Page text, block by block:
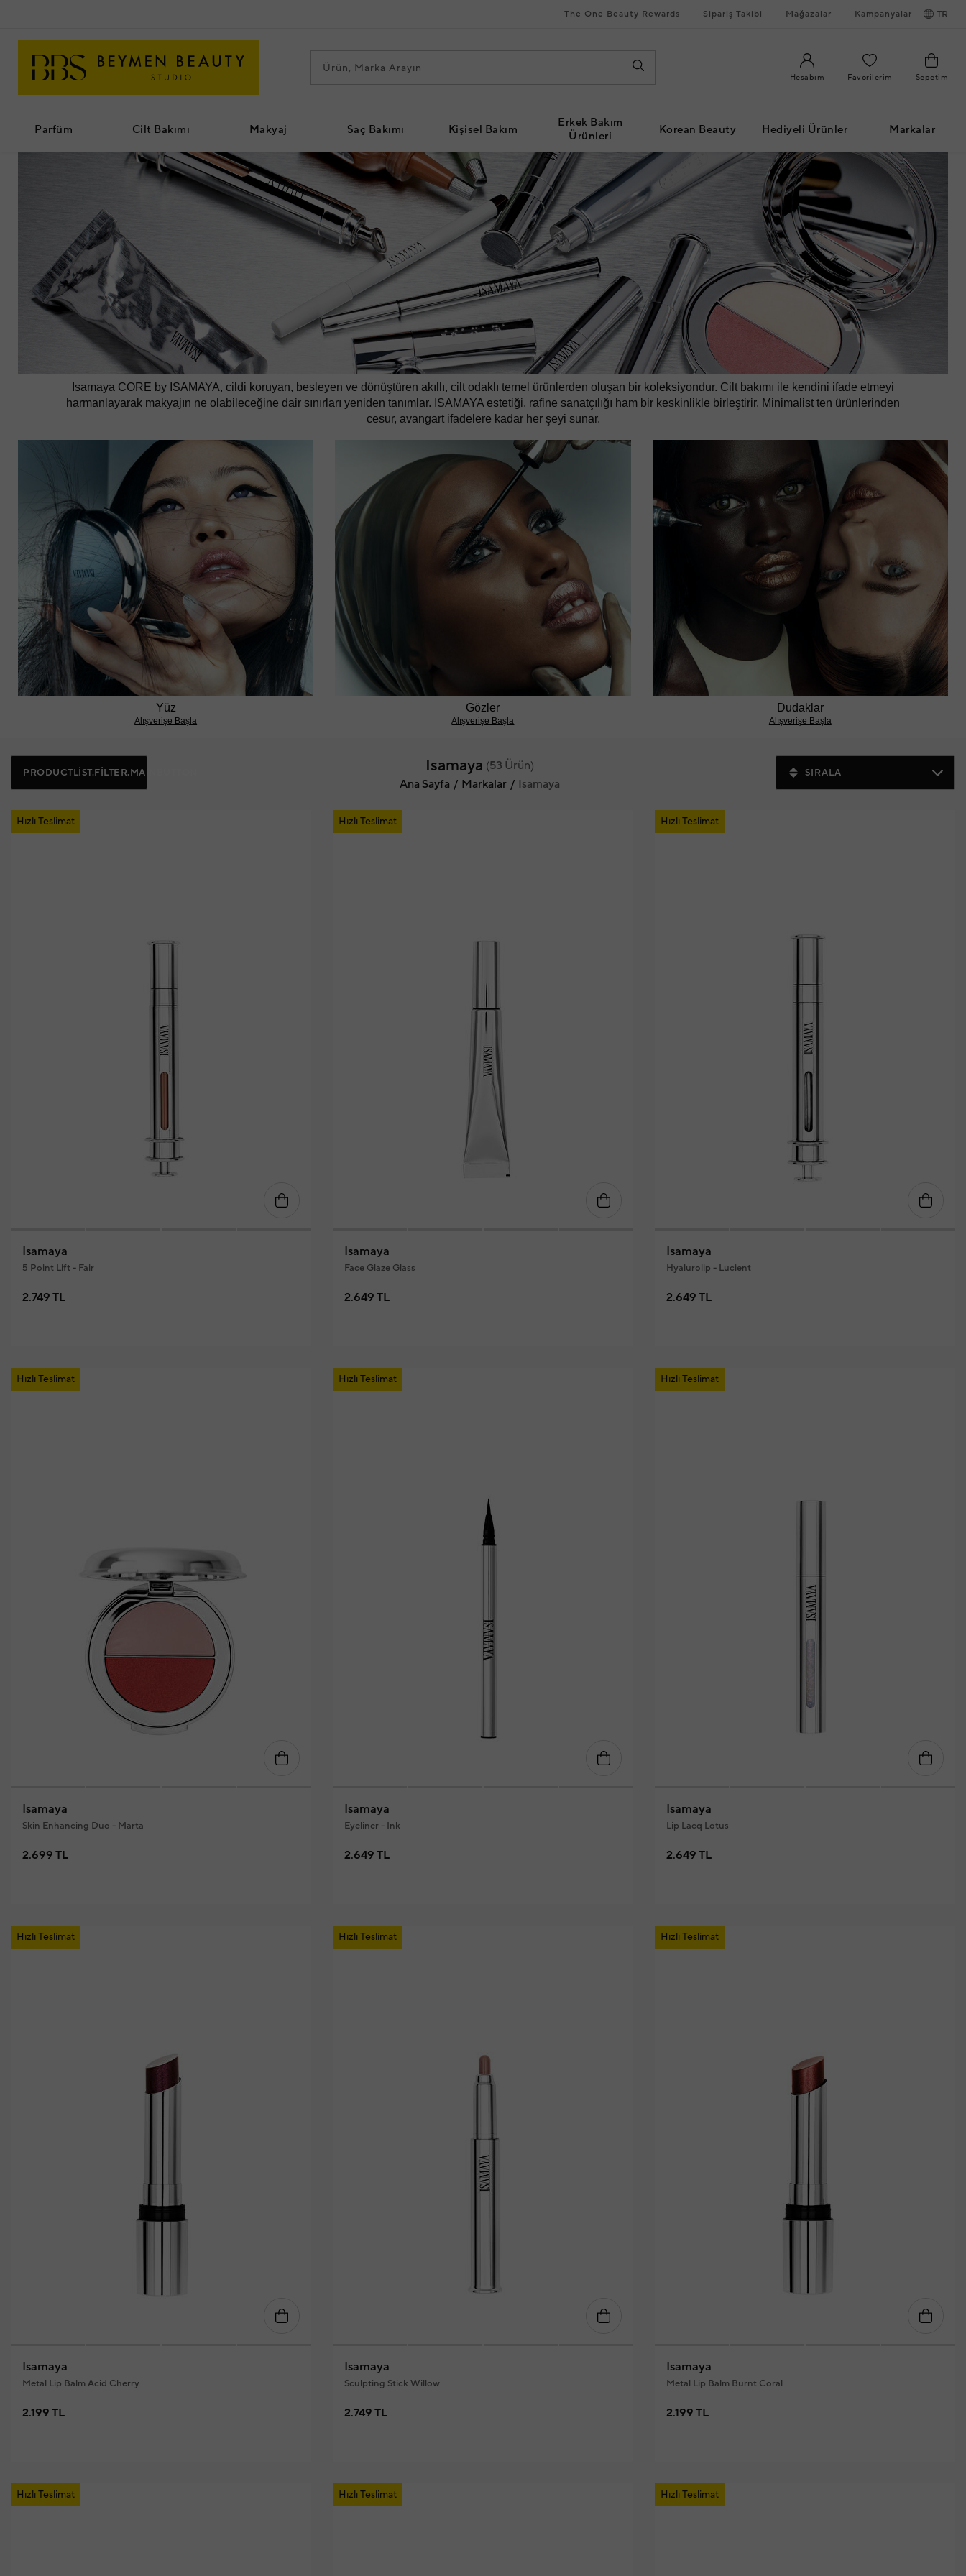
The One Beauty Rewards Sipariş Takibi Mağazalar Kampanyalar TR
Hesabım Favorilerim Sepetim
Parfüm Cilt Bakımı Makyaj Saç Bakımı Kişisel Bakım
Erkek Bakım
Ürünleri
Korean Beauty Hediyeli Ürünler Markalar
Isamaya CORE by ISAMAYA, cildi koruyan, besleyen ve dönüştüren akıllı, cilt odaklı temel ürünlerden oluşan bir koleksiyondur. Cilt bakımı ile kendini ifade etmeyi
harmanlayarak makyajın ne olabileceğine dair sınırları yeniden tanımlar. ISAMAYA estetiği, rafine sanatçılığı ham bir keskinlikle birleştirir. Minimalist ten ürünlerinden
cesur, avangart ifadelere kadar her şeyi sunar.
Yüz
Alışverişe Başla
Gözler
Alışverişe Başla
Dudaklar
Alışverişe Başla
PRODUCTLIST.FILTER.MAINBUTTON Isamaya (53 Ürün)
Ana Sayfa
Markalar Isamaya
SIRALA
Hızlı Teslimat
Isamaya
5 Point Lift - Fair
2.749 TL
Hızlı Teslimat
Isamaya
Face Glaze Glass
2.649 TL
Hızlı Teslimat
Isamaya
Hyalurolip - Lucient
2.649 TL
Hızlı Teslimat
Isamaya
Skin Enhancing Duo - Marta
2.699 TL
Hızlı Teslimat
Isamaya
Eyeliner - Ink
2.649 TL
Hızlı Teslimat
Isamaya
Lip Lacq Lotus
2.649 TL
Hızlı Teslimat
Isamaya
Metal Lip Balm Acid Cherry
2.199 TL
Hızlı Teslimat
Isamaya
Sculpting Stick Willow
2.749 TL
Hızlı Teslimat
Isamaya
Metal Lip Balm Burnt Coral
2.199 TL
Hızlı Teslimat Hızlı Teslimat Hızlı Teslimat